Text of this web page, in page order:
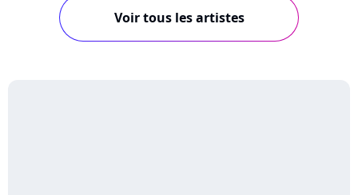
Voir tous les artistes